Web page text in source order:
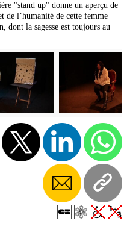
"stand up" donne un aperçu de
de l’humanité de cette femme
dont la sagesse est toujours au